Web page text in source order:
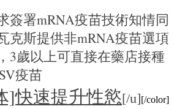
簽署mRNA疫苗技術知情同
克斯提供非mRNA疫苗選項
3歲以上可直接在藥店接種
疫苗
]快速提升性慾[/u][/color]